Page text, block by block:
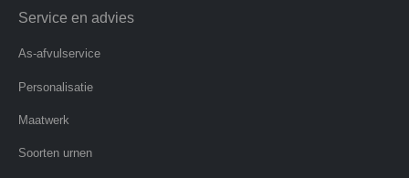
Service en advies
As-afvulservice
Personalisatie
Maatwerk
Soorten urnen